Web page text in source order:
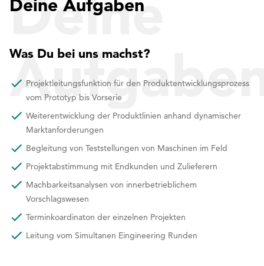
Deine
Was Du bei uns machst?
Projektleitungsfunktion für den Produktentwicklungsprozess
vom Prototyp bis Vorserie
Weiterentwicklung der Produktlinien anhand dynamischer
Marktanforderungen
Begleitung von Teststellungen von Maschinen im Feld
Projektabstimmung mit Endkunden und Zulieferern
Machbarkeitsanalysen von innerbetrieblichem
Vorschlagswesen
Terminkoardinaton der einzelnen Projekten
Leitung vom Simultanen Eingineering Runden